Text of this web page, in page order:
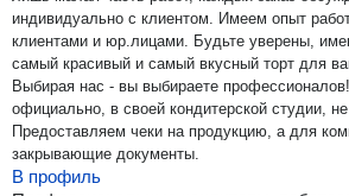
индивидуально с клиентом. Имеем опыт
клиентами и юр.лицами. Будьте уверены,
самый красивый и самый вкусный торт для
Выбирая нас - вы выбираете профессионалов! Мы работаем
официально, в своей кондитерской студии,
Предоставляем чеки на продукцию, а для
закрывающие документы.
В профиль